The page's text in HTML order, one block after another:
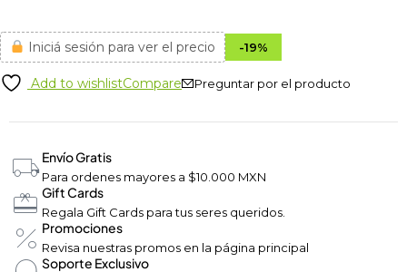
Iniciá sesión para ver el precio -19%
Add to wishlistCompare Preguntar por el producto
Envío Gratis
Para ordenes mayores a $10.000 MXN
Gift Cards
Regala Gift Cards para tus seres queridos.
Promociones
Revisa nuestras promos en la página principal
Soporte Exclusivo